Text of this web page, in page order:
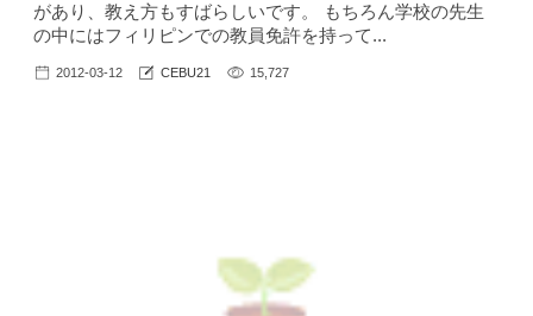
があり、教え方もすばらしいです。 もちろん学校の先生
の中にはフィリピンでの教員免許を持って...
2012-03-12 CEBU21 15,727